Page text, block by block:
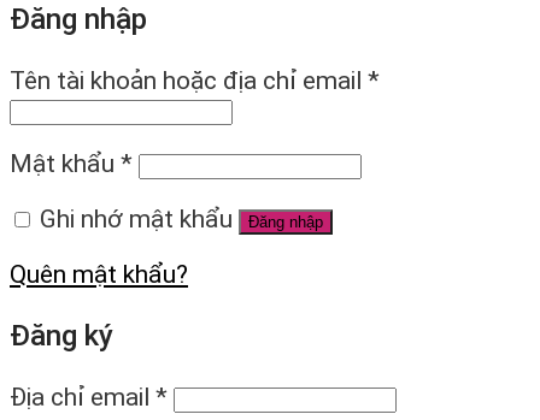
Đăng nhập
Tên tài khoản hoặc địa chỉ email *
Mật khẩu *
Ghi nhớ mật khẩu
Đăng nhập
Quên mật khẩu?
Đăng ký
Địa chỉ email *